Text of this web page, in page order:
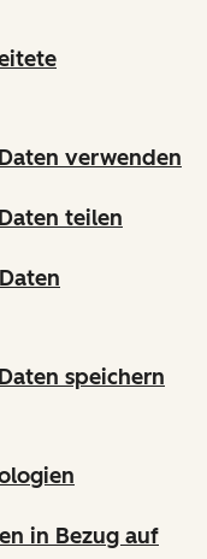
verwenden
teilen
speichern
in Bezug auf